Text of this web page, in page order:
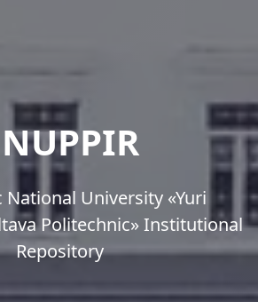
National University «Yuri
Politechnic» Institutional
Repository